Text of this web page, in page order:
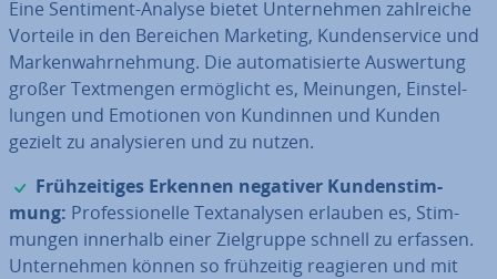
Eine Sentiment-Analyse bietet Un­ter­neh­men zahl­rei­che
Vorteile in den Bereichen Marketing, Kun­den­ser­vice und
Mar­ken­wahr­neh­mung. Die au­to­ma­ti­sier­te Aus­wer­tung
großer Text­men­gen er­mög­licht es, Meinungen, Ein­stel­
lun­gen und Emotionen von Kundinnen und Kunden
gezielt zu ana­ly­sie­ren und zu nutzen.
✓
Früh­zei­ti­ges Erkennen negativer Kun­den­stim­
mung: Pro­fes­sio­nel­le Text­ana­ly­sen erlauben es, Stim­
mun­gen innerhalb einer Ziel­grup­pe schnell zu erfassen.
Un­ter­neh­men können so früh­zei­tig reagieren und mit